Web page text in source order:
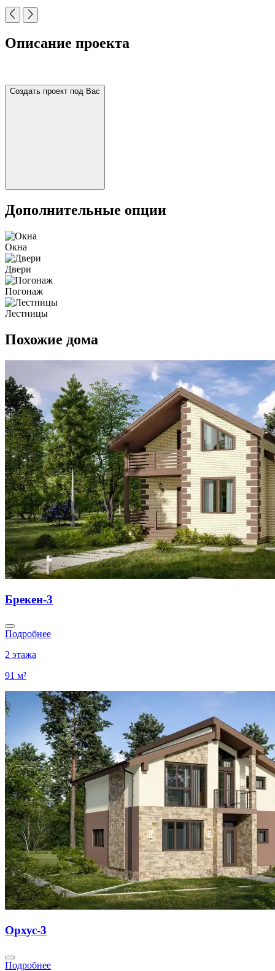
Описание проекта
Создать проект под Вас
Дополнительные опции
Окна
Двери
Погонаж
Лестницы
Похожие дома
Брекен-3
Подробнее
2 этажа
91 м²
Орхус-3
Подробнее